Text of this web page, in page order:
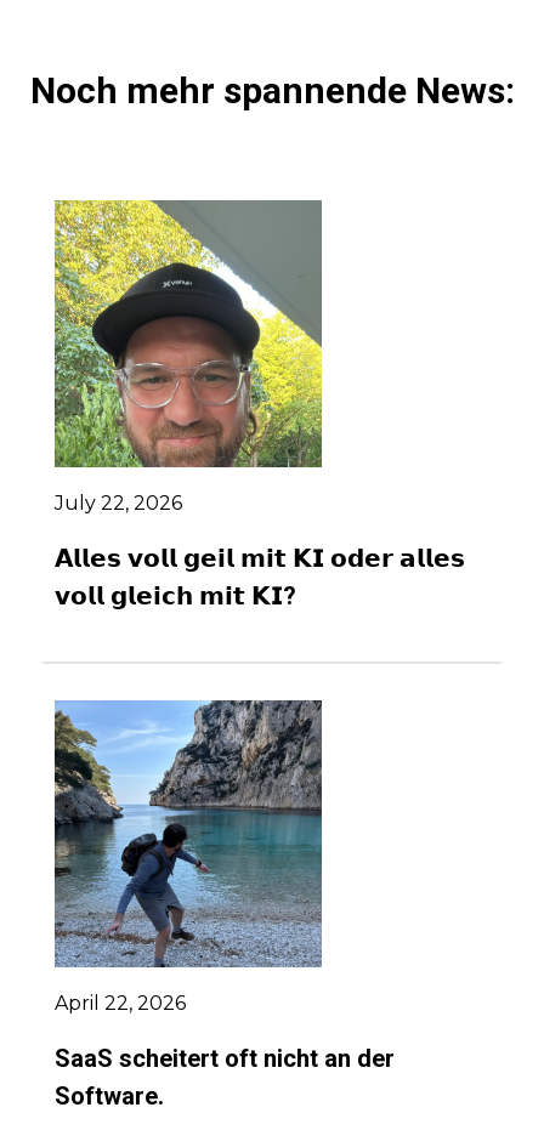
Noch mehr spannende News:
July 22, 2026
𝗔𝗹𝗹𝗲𝘀 𝘃𝗼𝗹𝗹 𝗴𝗲𝗶𝗹 𝗺𝗶𝘁 𝗞𝗜 𝗼𝗱𝗲𝗿 𝗮𝗹𝗹𝗲𝘀
𝘃𝗼𝗹𝗹 𝗴𝗹𝗲𝗶𝗰𝗵 𝗺𝗶𝘁 𝗞𝗜?
April 22, 2026
SaaS scheitert oft nicht an der
Software.